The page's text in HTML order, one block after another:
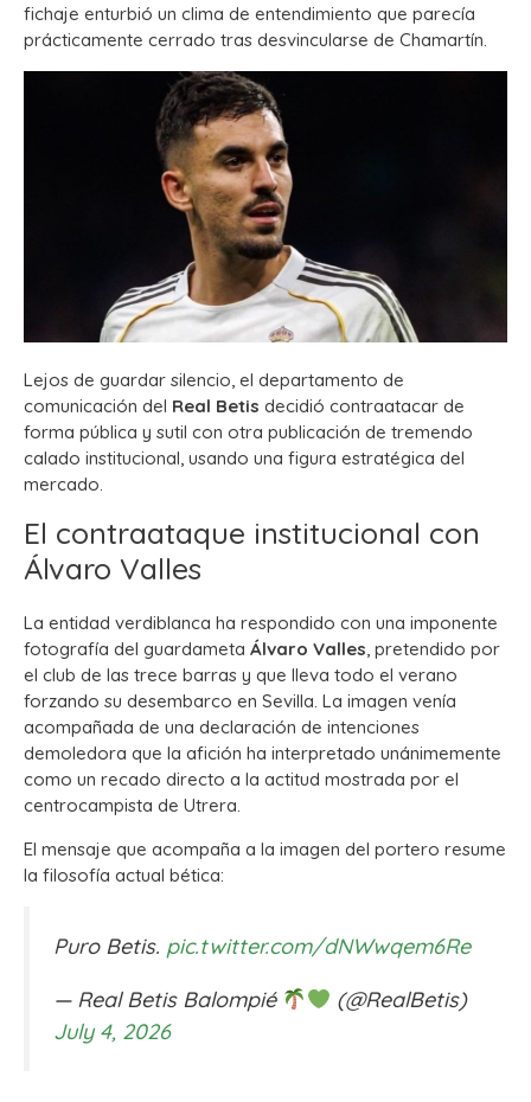
fichaje enturbió un clima de entendimiento que parecía
prácticamente cerrado tras desvincularse de Chamartín.
Lejos de guardar silencio, el departamento de
comunicación del Real Betis decidió contraatacar de
forma pública y sutil con otra publicación de tremendo
calado institucional, usando una figura estratégica del
mercado.
El contraataque institucional con
Álvaro Valles
La entidad verdiblanca ha respondido con una imponente
fotografía del guardameta Álvaro Valles, pretendido por
el club de las trece barras y que lleva todo el verano
forzando su desembarco en Sevilla. La imagen venía
acompañada de una declaración de intenciones
demoledora que la afición ha interpretado unánimemente
como un recado directo a la actitud mostrada por el
centrocampista de Utrera.
El mensaje que acompaña a la imagen del portero resume
la filosofía actual bética:
Puro Betis. pic.twitter.com/dNWwqem6Re
— Real Betis Balompié
(@RealBetis)
July 4, 2026